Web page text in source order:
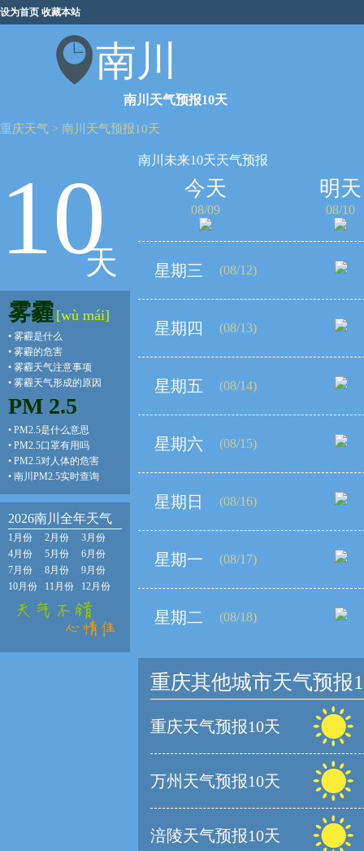
设为首页 收藏本站
南川
南川天气预报10天
重庆天气 > 南川天气预报10天
10
天
雾霾 [wù mái]
• 雾霾是什么
• 雾霾的危害
• 雾霾天气注意事项
• 雾霾天气形成的原因
PM 2.5
• PM2.5是什么意思
• PM2.5口罩有用吗
• PM2.5对人体的危害
• 南川PM2.5实时查询
2026南川全年天气
1月份 2月份
3月份
4月份
5月份
6月份
7月份
8月份
9月份
10月份
11月份 12月份
南川未来10天天气预报
今天
08/09
明天
08/10
星期三 (08/12)
星期四 (08/13)
星期五 (08/14)
星期六 (08/15)
星期日 (08/16)
星期一 (08/17)
星期二 (08/18)
重庆其他城市天气预报
重庆天气预报10天
万州天气预报10天
涪陵天气预报10天